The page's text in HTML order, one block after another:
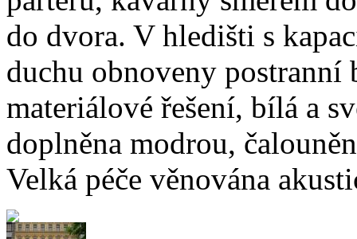
do dvora. V hledišti s
duchu obnoveny postranní
materiálové řešení, bílá a
doplněna modrou,
Velká péče věnována